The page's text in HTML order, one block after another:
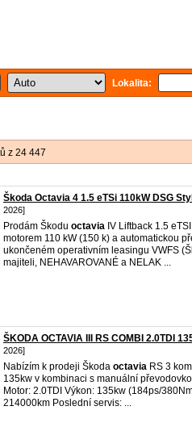
Lokalita:
z 24 447
Škoda Octavia 4 1.5 eTSi 110kW DSG
2026]
Prodám Škodu octavia IV Liftback 1.5
motorem 110 kW (150 k) a automatickou
ukončeném operativním leasingu VWFS
majiteli, NEHAVAROVANÉ a NELAK ...
ŠKODA OCTAVIA III RS COMBI 2.0TDI
2026]
Nabízím k prodeji Škoda octavia RS 3
135kw v kombinaci s manuální
Motor: 2.0TDI Výkon: 135kw (184ps/
214000km Poslední servis: ...